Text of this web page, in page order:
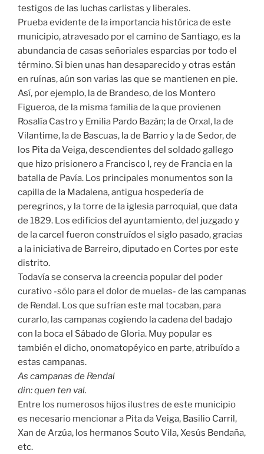
testigos de las luchas carlistas y liberales.
Prueba evidente de la importancia histórica de este
municipio, atravesado por el camino de Santiago, es la
abundancia de casas señoriales esparcias por todo el
término. Si bien unas han desaparecido y otras están
en ruínas, aún son varias las que se mantienen en pie.
Así, por ejemplo, la de Brandeso, de los Montero
Figueroa, de la misma familia de la que provienen
Rosalía Castro y Emilia Pardo Bazán; la de Orxal, la de
Vilantime, la de Bascuas, la de Barrio y la de Sedor, de
los Pita da Veiga, descendientes del soldado gallego
que hizo prisionero a Francisco I, rey de Francia en la
batalla de Pavía. Los principales monumentos son la
capilla de la Madalena, antigua hospedería de
peregrinos, y la torre de la iglesia parroquial, que data
de 1829. Los edificios del ayuntamiento, del juzgado y
de la carcel fueron construídos el siglo pasado, gracias
a la iniciativa de Barreiro, diputado en Cortes por este
distrito.
Todavía se conserva la creencia popular del poder
curativo -sólo para el dolor de muelas- de las campanas
de Rendal. Los que sufrían este mal tocaban, para
curarlo, las campanas cogiendo la cadena del badajo
con la boca el Sábado de Gloria. Muy popular es
también el dicho, onomatopéyico en parte, atribuído a
estas campanas.
As campanas de Rendal
din: quen ten val.
Entre los numerosos hijos ilustres de este municipio
es necesario mencionar a Pita da Veiga, Basilio Carril,
Xan de Arzúa, los hermanos Souto Vila, Xesús Bendaña,
etc.